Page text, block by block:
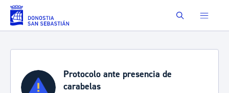
Saltar al contenido principal Buscar
Protocolo ante presencia de
carabelas